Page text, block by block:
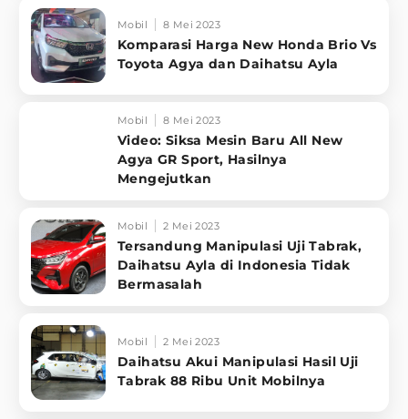
Mobil 8 Mei 2023
Komparasi Harga New Honda Brio Vs
Toyota Agya dan Daihatsu Ayla
Mobil 8 Mei 2023
Video: Siksa Mesin Baru All New
Agya GR Sport, Hasilnya
Mengejutkan
Mobil 2 Mei 2023
Tersandung Manipulasi Uji Tabrak,
Daihatsu Ayla di Indonesia Tidak
Bermasalah
Mobil 2 Mei 2023
Daihatsu Akui Manipulasi Hasil Uji
Tabrak 88 Ribu Unit Mobilnya